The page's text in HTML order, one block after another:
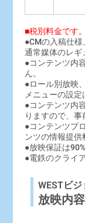
■税別料金です。
●CMの入稿仕
通常媒体のレギ
●コンテンツ内
ん。
●ロール別放映
メニューの設定
●コンテンツ内
りますので、事
●コンテンツプ
ンツの情報提供
●放映保証は
●電鉄のクライ
WESTビ
放映内容